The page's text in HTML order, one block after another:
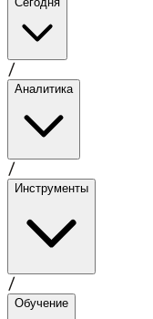
/
Аналитика
/
Инструменты
/
Обучение